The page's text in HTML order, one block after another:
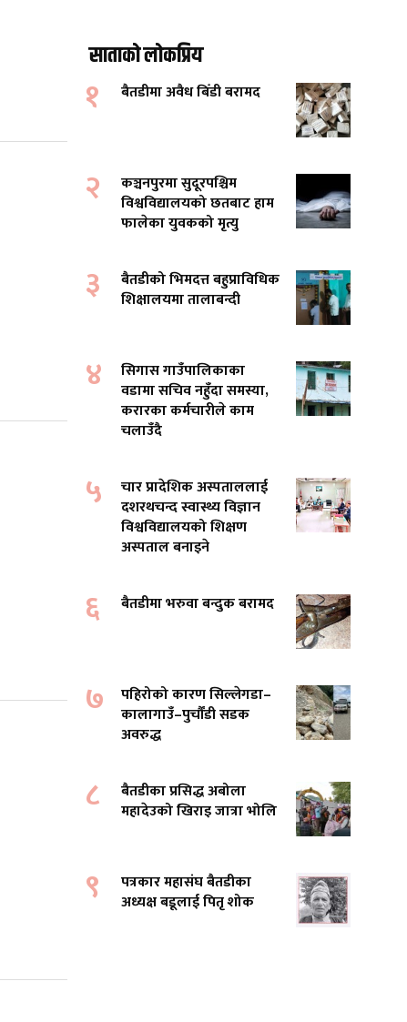
साताको लोकप्रिय
१ बैतडीमा अवैध बिँडी बरामद
२
कञ्चनपुरमा सुदूरपश्चिम
विश्वविद्यालयको छतबाट हाम
फालेका युवकको मृत्यु
३
बैतडीको भिमदत्त बहुप्राविधिक
शिक्षालयमा तालाबन्दी
४
सिगास गाउँपालिकाका
वडामा सचिव नहुँदा समस्या,
करारका कर्मचारीले काम
चलाउँदै
५
चार प्रादेशिक अस्पताललाई
दशरथचन्द स्वास्थ्य विज्ञान
विश्वविद्यालयको शिक्षण
अस्पताल बनाइने
६ बैतडीमा भरुवा बन्दुक बरामद
७
पहिरोको कारण सिल्लेगडा–
कालागाउँ–पुर्चौंडी सडक
अवरुद्ध
८
बैतडीका प्रसिद्ध अबोला
महादेउको खिराइ जात्रा भोलि
९
पत्रकार महासंघ बैतडीका
अध्यक्ष बडूलाई पितृ शोक